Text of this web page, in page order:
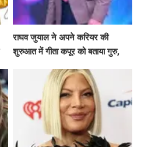
राघव जुयाल ने अपने करियर की
शुरुआत में गीता कपूर को बताया गुरु,